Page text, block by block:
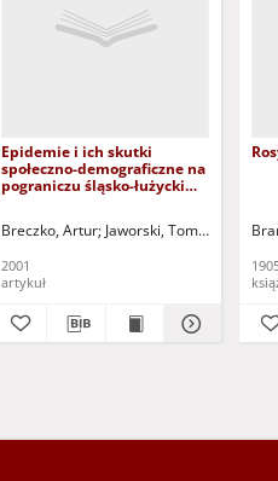
Epidemie i ich skutki
społeczno-demograficzne na
pograniczu śląsko-łużyckim
demographischen folgen auf
und der Lausitz vom 16. Bis
18. Jahrhundert
Breczko, Artur Jaworski, Tomasz - red.
2001
artykuł